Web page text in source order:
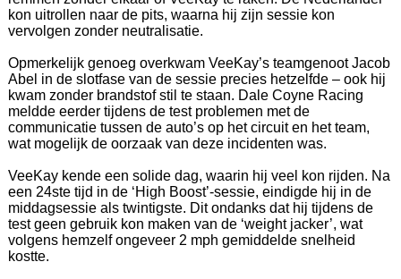
kon uitrollen naar de pits, waarna hij zijn sessie kon
vervolgen zonder neutralisatie.
Opmerkelijk genoeg overkwam VeeKay’s teamgenoot Jacob
Abel in de slotfase van de sessie precies hetzelfde – ook hij
kwam zonder brandstof stil te staan. Dale Coyne Racing
meldde eerder tijdens de test problemen met de
communicatie tussen de auto’s op het circuit en het team,
wat mogelijk de oorzaak van deze incidenten was.
VeeKay kende een solide dag, waarin hij veel kon rijden. Na
een 24ste tijd in de ‘High Boost’-sessie, eindigde hij in de
middagsessie als twintigste. Dit ondanks dat hij tijdens de
test geen gebruik kon maken van de ‘weight jacker’, wat
volgens hemzelf ongeveer 2 mph gemiddelde snelheid
kostte.